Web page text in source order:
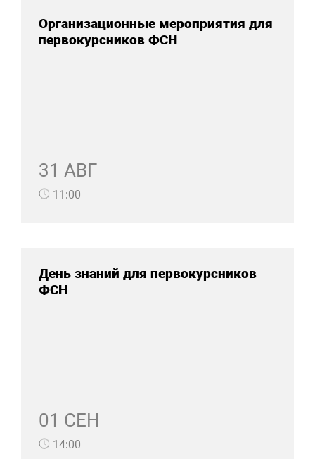
Организационные мероприятия для
первокурсников ФСН
31 АВГ
11:00
День знаний для первокурсников
ФСН
01 СЕН
14:00